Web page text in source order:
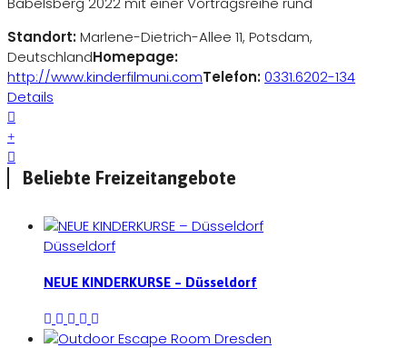
Standort:Marlene-Dietrich-Allee 11, Potsdam,
DeutschlandHomepage:
http://www.kinderfilmuni.comTelefon:0331.6202-134
Details
Beliebte Freizeitangebote
Düsseldorf
NEUE KINDERKURSE – Düsseldorf